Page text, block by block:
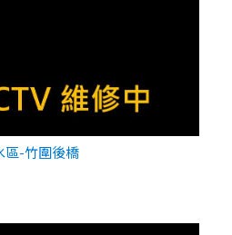
區-竹圍後橋